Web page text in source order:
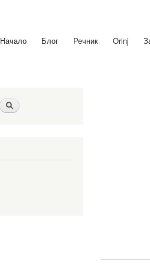
Начало Блог Речник Orinj